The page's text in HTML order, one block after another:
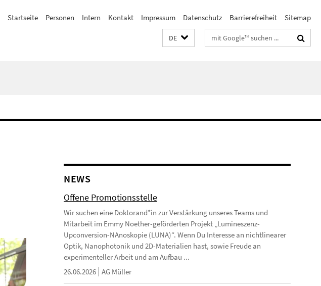
Startseite Personen Intern Kontakt Impressum Datenschutz Barrierefreiheit Sitemap
DE Suchbegriffe
NEWS
Offene Promotionsstelle
Wir suchen eine Doktorand*in zur Verstärkung unseres Teams und
Mitarbeit im Emmy Noether-geförderten Projekt „Lumineszenz-
Upconversion-NAnoskopie (LUNA)“. Wenn Du Interesse an nichtlinearer
Optik, Nanophotonik und 2D-Materialien hast, sowie Freude an
experimenteller Arbeit und am Aufbau ...
26.06.2026 AG Müller